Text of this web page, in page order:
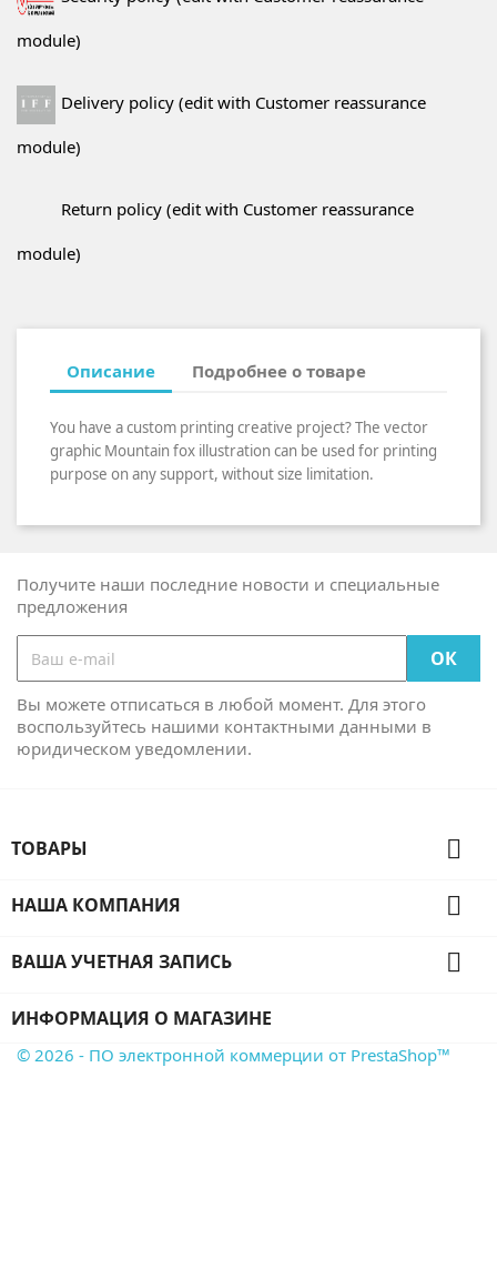
module)
Delivery policy (edit with Customer reassurance
module)
Return policy (edit with Customer reassurance
module)
Описание Подробнее о товаре
You have a custom printing creative project? The vector
graphic Mountain fox illustration can be used for printing
purpose on any support, without size limitation.
Получите наши последние новости и специальные
предложения
Вы можете отписаться в любой момент. Для этого
воспользуйтесь нашими контактными данными в
юридическом уведомлении.
ТОВАРЫ 
НАША КОМПАНИЯ 
ВАША УЧЕТНАЯ ЗАПИСЬ 
ИНФОРМАЦИЯ О МАГАЗИНЕ
© 2026 - ПО электронной коммерции от PrestaShop™